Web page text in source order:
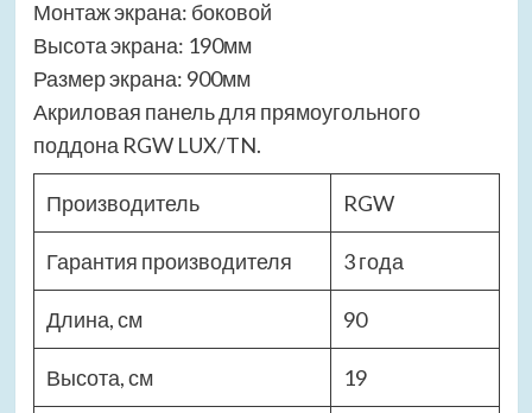
Монтаж экрана: боковой
Высота экрана: 190мм
Размер экрана: 900мм
Акриловая панель для прямоугольного
поддона RGW LUX/TN.
Производитель RGW
Гарантия производителя 3 года
Длина, см 90
Высота, см 19